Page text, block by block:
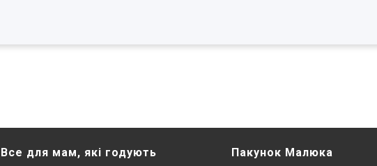
Все для мам, які годують Пакунок Малюка